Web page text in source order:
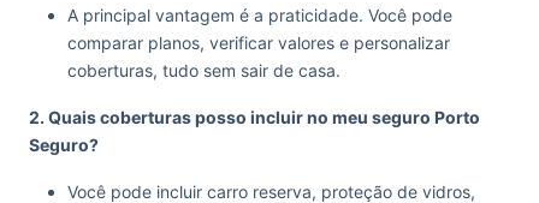
A principal vantagem é a praticidade. Você pode
comparar planos, verificar valores e personalizar
coberturas, tudo sem sair de casa.
2. Quais coberturas posso incluir no meu seguro Porto
Seguro?
Você pode incluir carro reserva, proteção de vidros,